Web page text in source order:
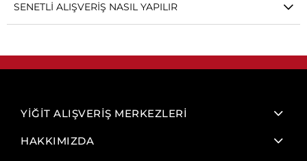
SENETLI ALIŞVERIŞ NASIL YAPILIR
YİĞİT ALIŞVERİŞ MERKEZLERİ
HAKKIMIZDA